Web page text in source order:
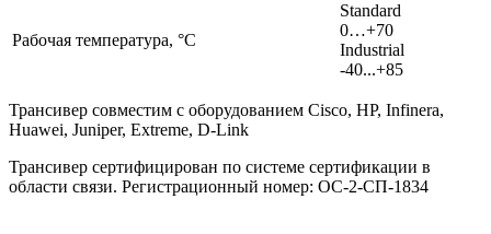
Рабочая температура, °C
Standard
0…+70
Industrial
-40...+85
Трансивер совместим с оборудованием Cisco, HP, Infinera,
Huawei, Juniper, Extreme, D-Link
Трансивер сертифицирован по системе сертификации в
области связи. Регистрационный номер: ОС-2-СП-1834